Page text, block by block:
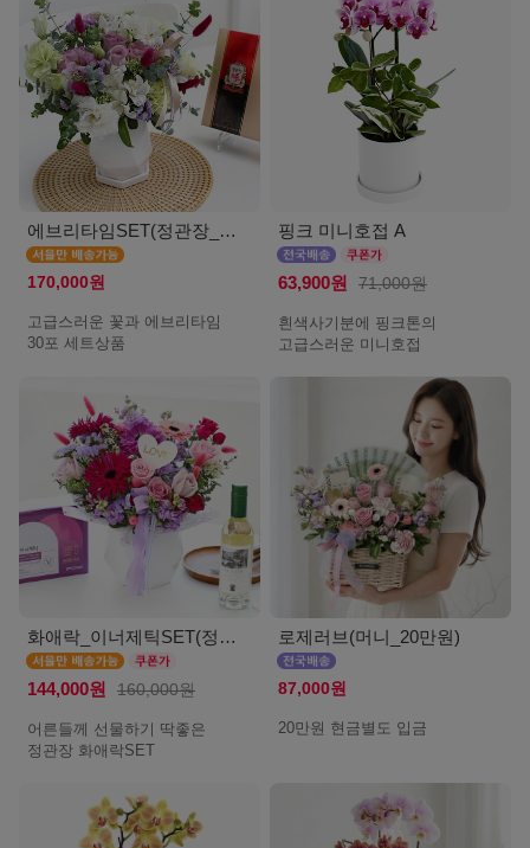
에브리타임SET(정관장_서울)
170,000원
고급스러운 꽃과 에브리타임
30포 세트상품
핑크 미니호접 A
63,900원 71,000원
흰색사기분에 핑크톤의
고급스러운 미니호접
화애락_이너제틱SET(정관장_서울)
144,000원 160,000원
어른들께 선물하기 딱좋은
정관장 화애락SET
로제러브(머니_20만원)
87,000원
20만원 현금별도 입금